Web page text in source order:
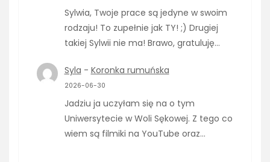
Sylwia, Twoje prace są jedyne w swoim
rodzaju! To zupełnie jak TY! ;) Drugiej
takiej Sylwii nie ma! Brawo, gratuluję…
Syla - Koronka rumuńska
2026-06-30
Jadziu ja uczyłam się na o tym
Uniwersytecie w Woli Sękowej. Z tego co
wiem są filmiki na YouTube oraz…